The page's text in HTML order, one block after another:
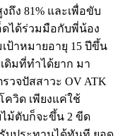
ง 81% และเพื่อขับ
ดได้ร่วมมือกับพี่น้อง
ป้าหมายอายุ 15 ปีขึ้น
ดิมที่ทำได้ยาก มา
วจปัสสาวะ OV ATK
ควิด เพียงแค่ใช้
ม้ตับก็จะขึ้น 2 ขีด